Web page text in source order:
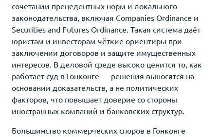
сочетании прецедентных норм и локального
законодательства, включая Companies Ordinance и
Securities and Futures Ordinance. Такая система даёт
юристам и инвесторам чёткие ориентиры при
заключении договоров и защите имущественных
интересов. В деловой среде высоко ценится то, как
работает суд в Гонконге — решения выносятся на
основании доказательств, а не политических
факторов, что повышает доверие со стороны
иностранных компаний и банковских структур.
Большинство коммерческих споров в Гонконге